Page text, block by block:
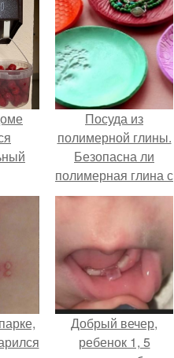
Посуда из
полимерной глины.
Безопасна ли
полимерная глина с
пищевыми
Добрый вечер,
ребенок 1, 5